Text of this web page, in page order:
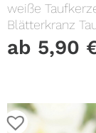
weiße
Blätterkranz
ab 5,90